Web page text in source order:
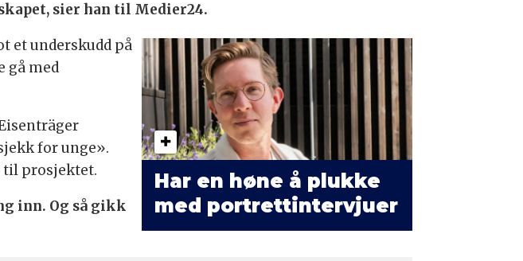
sier han til Medier24.
Har en høne å plukke
med portrettintervjuer
et underskudd på
gå med
for unge».
til prosjektet.
inn. Og så gikk